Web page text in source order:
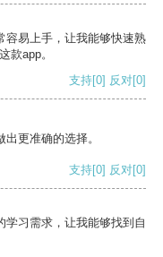
容易上手，让我能够快速熟
款app。
支持[0] 反对[0]
更准确的选择。
支持[0] 反对[0]
学习需求，让我能够找到自